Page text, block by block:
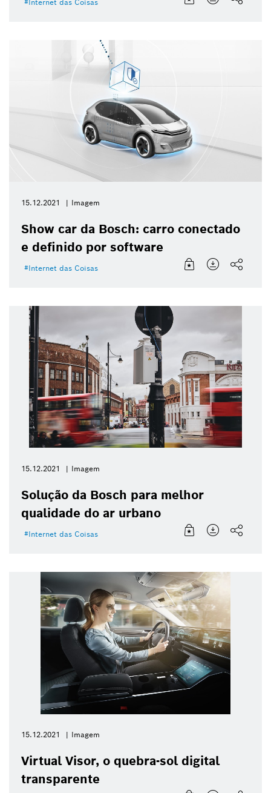
Internet das Coisas
15.12.2021 Imagem
Show car da Bosch: carro conectado
e definido por software
Internet das Coisas
15.12.2021 Imagem
Solução da Bosch para melhor
qualidade do ar urbano
Internet das Coisas
15.12.2021 Imagem
Virtual Visor, o quebra-sol digital
transparente